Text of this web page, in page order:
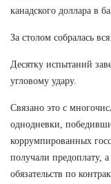
канадского доллара в
За столом собралась
Десятку испытаний
угловому удару.
Связано это с
однодневки,
коррумпированных
получали предоплату,
обязательств по